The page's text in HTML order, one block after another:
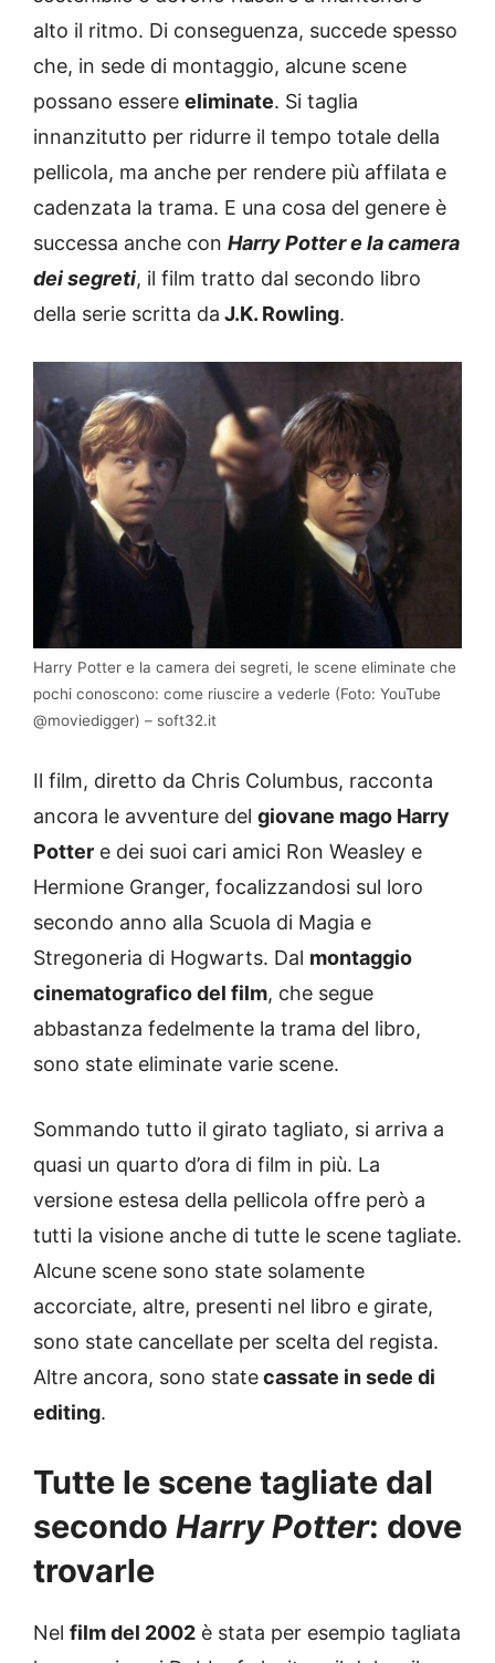
alto il ritmo. Di conseguenza, succede spesso
che, in sede di montaggio, alcune scene
possano essere eliminate. Si taglia
innanzitutto per ridurre il tempo totale della
pellicola, ma anche per rendere più affilata e
cadenzata la trama. E una cosa del genere è
successa anche con Harry Potter e la camera
dei segreti, il film tratto dal secondo libro
della serie scritta da J.K. Rowling.
Harry Potter e la camera dei segreti, le scene eliminate che
pochi conoscono: come riuscire a vederle (Foto: YouTube
@moviedigger) – soft32.it
Il film, diretto da Chris Columbus, racconta
ancora le avventure del giovane mago Harry
Potter e dei suoi cari amici Ron Weasley e
Hermione Granger, focalizzandosi sul loro
secondo anno alla Scuola di Magia e
Stregoneria di Hogwarts. Dal montaggio
cinematografico del film, che segue
abbastanza fedelmente la trama del libro,
sono state eliminate varie scene.
Sommando tutto il girato tagliato, si arriva a
quasi un quarto d’ora di film in più. La
versione estesa della pellicola offre però a
tutti la visione anche di tutte le scene tagliate.
Alcune scene sono state solamente
accorciate, altre, presenti nel libro e girate,
sono state cancellate per scelta del regista.
Altre ancora, sono statecassate in sede di
editing.
Tutte le scene tagliate dal
secondo Harry Potter: dove
trovarle
Nel film del 2002 è stata per esempio tagliata